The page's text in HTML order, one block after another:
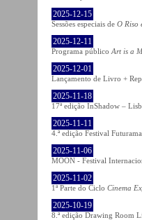
2025-12-15
Sessões especiais de O Riso
2025-12-11
Programa público Art is a
2025-12-01
Lançamento de Livro +
2025-11-18
17ª edição InShadow –
2025-11-11
4.ª edição Festival
2025-11-06
MOON - Festival
2025-11-02
1ª Parte do Ciclo Cinema
2025-10-19
8.ª edição Drawing Room